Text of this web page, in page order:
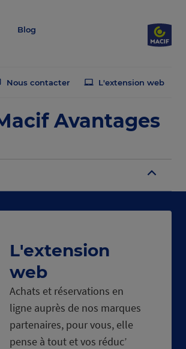
Blog
Nous contacter L'extension web
Avantages
B
L'extension
web
Achats et réservations en
ligne auprès de nos marques
partenaires, pour vous, elle
pense à tout et vos réduc’